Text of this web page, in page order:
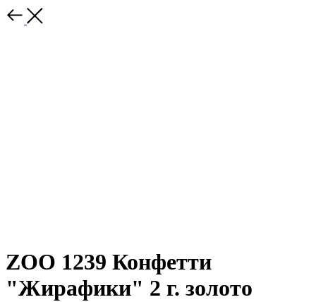
ZOO 1239 Конфетти
"Жирафики" 2 г. золото